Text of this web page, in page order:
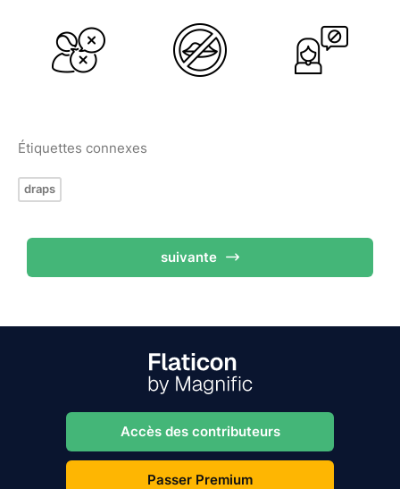
Étiquettes connexes
draps
suivante
Accès des contributeurs
Passer Premium